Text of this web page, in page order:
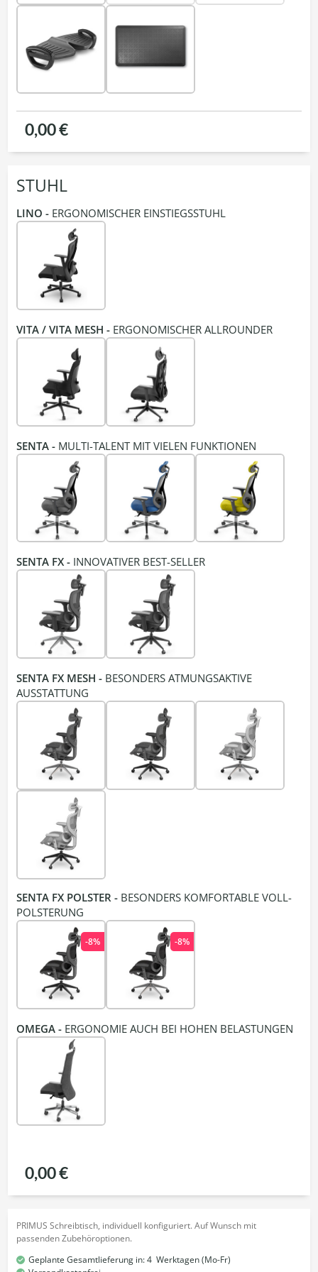
0,00 €
STUHL
LINO - ERGONOMISCHER EINSTIEGSSTUHL
VITA / VITA MESH - ERGONOMISCHER ALLROUNDER
SENTA - MULTI-TALENT MIT VIELEN FUNKTIONEN
SENTA FX - INNOVATIVER BEST-SELLER
SENTA FX MESH - BESONDERS ATMUNGSAKTIVE
AUSSTATTUNG
SENTA FX POLSTER - BESONDERS KOMFORTABLE VOLL-
POLSTERUNG
-8% -8%
OMEGA - ERGONOMIE AUCH BEI HOHEN BELASTUNGEN
0,00 €
PRIMUS Schreibtisch, individuell konfiguriert. Auf Wunsch mit
passenden Zubehöroptionen.
Geplante Gesamtlieferung in:4 Werktagen (Mo-Fr)